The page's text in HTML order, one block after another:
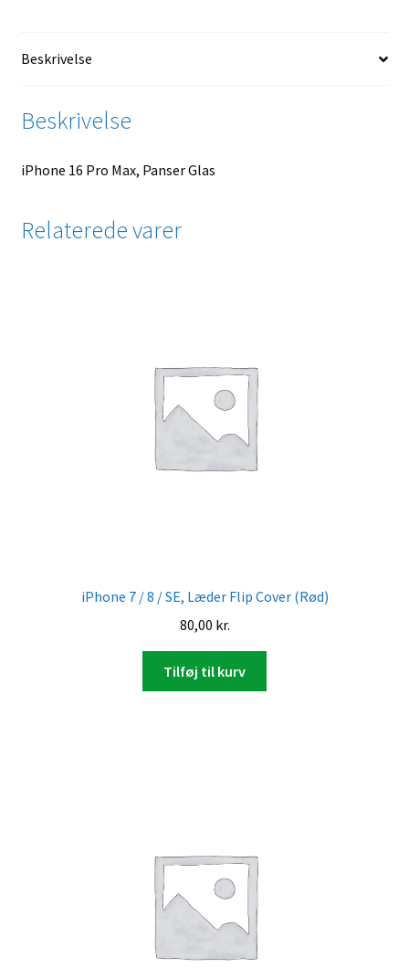
Beskrivelse
Beskrivelse
iPhone 16 Pro Max, Panser Glas
Relaterede varer
iPhone 7 / 8 / SE, Læder Flip Cover (Rød)
80,00 kr.
Tilføj til kurv